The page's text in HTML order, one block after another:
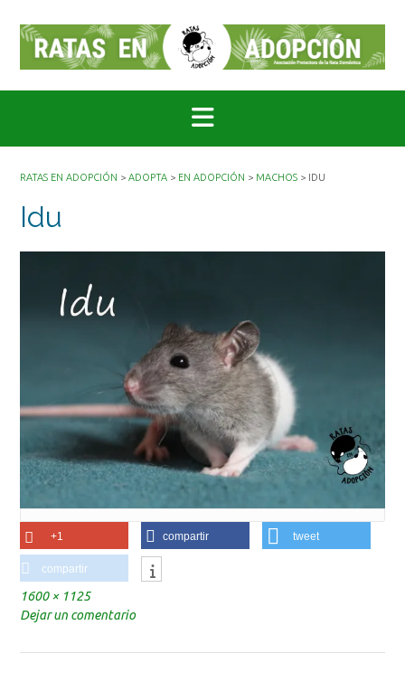
contenido
RATAS EN ADOPCIÓN > ADOPTA > EN ADOPCIÓN > MACHOS > IDU
Idu
+1 compartir tweet
compartir
Tamaño
completo
1600 × 1125
Dejar un comentario